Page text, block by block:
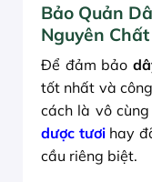
Bảo Quản
Nguyên
Để đảm bảo
tốt nhất và
cách là vô
dược tươihay
cầu riêng biệt.